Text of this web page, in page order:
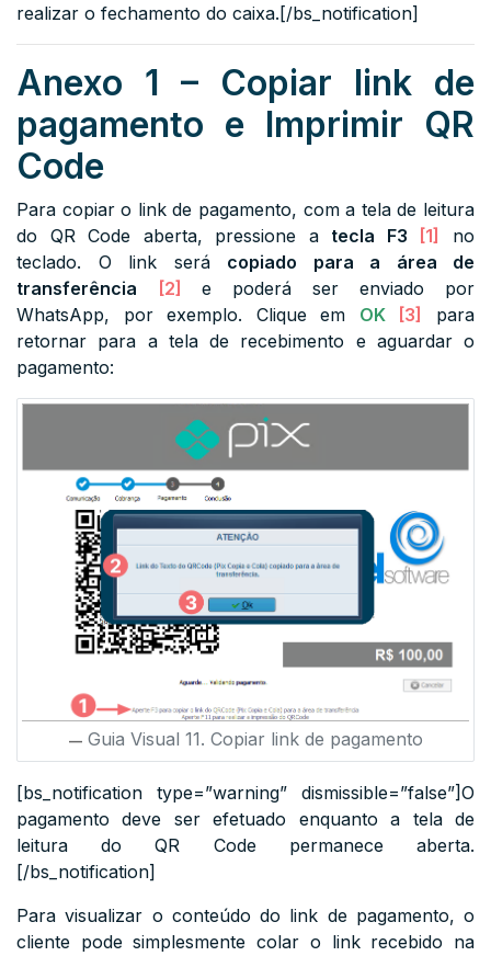
realizar o fechamento do caixa.[/bs_notification]
Anexo 1 – Copiar link de
pagamento e Imprimir QR
Code
Para copiar o link de pagamento, com a tela de leitura
do QR Code aberta, pressione a tecla F3 [1]
no
teclado. O link será copiado para a área de
transferência
[2] e poderá ser enviado por
WhatsApp, por exemplo. Clique em OK [3]
para
retornar para a tela de recebimento e aguardar o
pagamento:
Guia Visual 11. Copiar link de pagamento
[bs_notification type=”warning” dismissible=”false”]O
pagamento deve ser efetuado enquanto a tela de
leitura do QR Code permanece aberta.
[/bs_notification]
Para visualizar o conteúdo do link de pagamento, o
cliente pode simplesmente colar o link recebido na